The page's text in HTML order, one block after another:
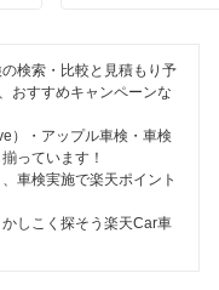
検索・比較と見積もり予
おすすめキャンペーンな
）・アップル車検・車検
っています！
車検実施で楽天ポイント
しこく探そう楽天Car車